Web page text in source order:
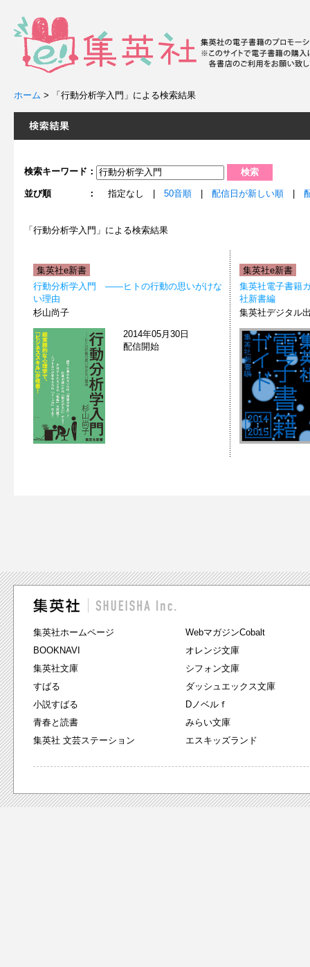
ホーム > 「行動分析学入門」による検索結果
検索キーワード：
並び順 ： 指定なし | 50音順 配信日が新しい順
「行動分析学入門」による検索結果
集英社e新書
行動分析学入門 ――ヒトの行動の思いがけな
い理由
杉山尚子
2014年05月30日
配信開始
集英社e新書
集英社電子書籍
社新書編
集英社デジタル
集英社ホームページ
BOOKNAVI
集英社文庫
すばる
小説すばる
青春と読書
集英社 文芸ステーション
WebマガジンCobalt
オレンジ文庫
シフォン文庫
ダッシュエックス文庫
Dノベルｆ
みらい文庫
エスキッズランド